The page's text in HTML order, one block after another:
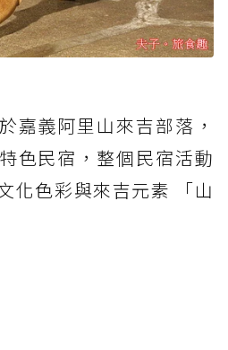
嘉義阿里山來吉部落，
色民宿，整個民宿活動
化色彩與來吉元素 「山